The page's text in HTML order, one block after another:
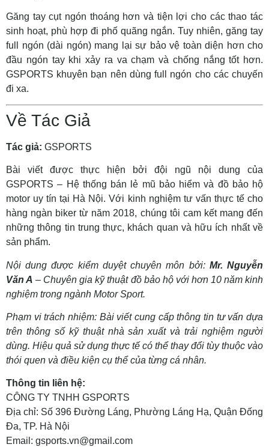
Găng tay cụt ngón thoáng hơn và tiện lợi cho các thao tác
sinh hoạt, phù hợp đi phố quãng ngắn. Tuy nhiên, găng tay
full ngón (dài ngón) mang lại sự bảo vệ toàn diện hơn cho
đầu ngón tay khi xảy ra va chạm và chống nắng tốt hơn.
GSPORTS khuyên bạn nên dùng full ngón cho các chuyến
đi xa.
Về Tác Giả
Tác giả: GSPORTS
Bài viết được thực hiện bởi đội ngũ nội dung của
GSPORTS – Hệ thống bán lẻ mũ bảo hiểm và đồ bảo hộ
motor uy tín tại Hà Nội. Với kinh nghiệm tư vấn thực tế cho
hàng ngàn biker từ năm 2018, chúng tôi cam kết mang đến
những thông tin trung thực, khách quan và hữu ích nhất về
sản phẩm.
Nội dung được kiểm duyệt chuyên môn bởi: Mr. Nguyễn
Văn A – Chuyên gia kỹ thuật đồ bảo hộ với hơn 10 năm kinh
nghiệm trong ngành Motor Sport.
Phạm vi trách nhiệm: Bài viết cung cấp thông tin tư vấn dựa
trên thông số kỹ thuật nhà sản xuất và trải nghiệm người
dùng. Hiệu quả sử dụng thực tế có thể thay đổi tùy thuộc vào
thói quen và điều kiện cụ thể của từng cá nhân.
Thông tin liên hệ:
CÔNG TY TNHH GSPORTS
Địa chỉ: Số 396 Đường Láng, Phường Láng Hạ, Quận Đống
Đa, TP. Hà Nội
Email: gsports.vn@gmail.com